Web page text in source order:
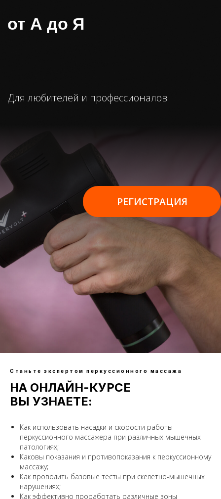
Станьте экспертом перкуссионного массажа
НА ОНЛАЙН-КУРСЕ
ВЫ УЗНАЕТЕ:
Как использовать насадки и скорости работы
перкуссионного массажера при различных мышечных
патологиях;
Каковы показания и противопоказания к перкуссионному
массажу;
Как проводить базовые тесты при скелетно-мышечных
нарушениях;
Как эффективно проработать различные зоны